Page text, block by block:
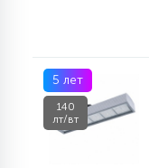
5 лет
140
лт/вт